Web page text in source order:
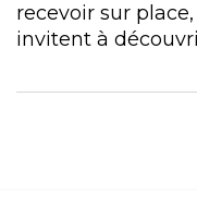
recevoir sur
invitent à